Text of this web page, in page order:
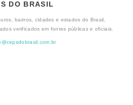
DO BRASIL
bairros, cidades e estados do Brasil,
verificados em fontes públicas e oficiais.